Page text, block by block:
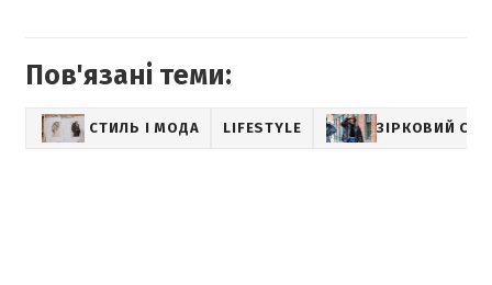
Пов'язані теми:
СТИЛЬ І МОДА LIFESTYLE ЗІРКОВИЙ